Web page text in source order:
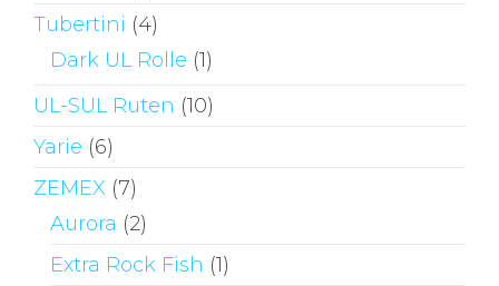
Tubertini (4)
Dark UL Rolle (1)
UL-SUL Ruten (10)
Yarie (6)
ZEMEX (7)
Aurora (2)
Extra Rock Fish (1)